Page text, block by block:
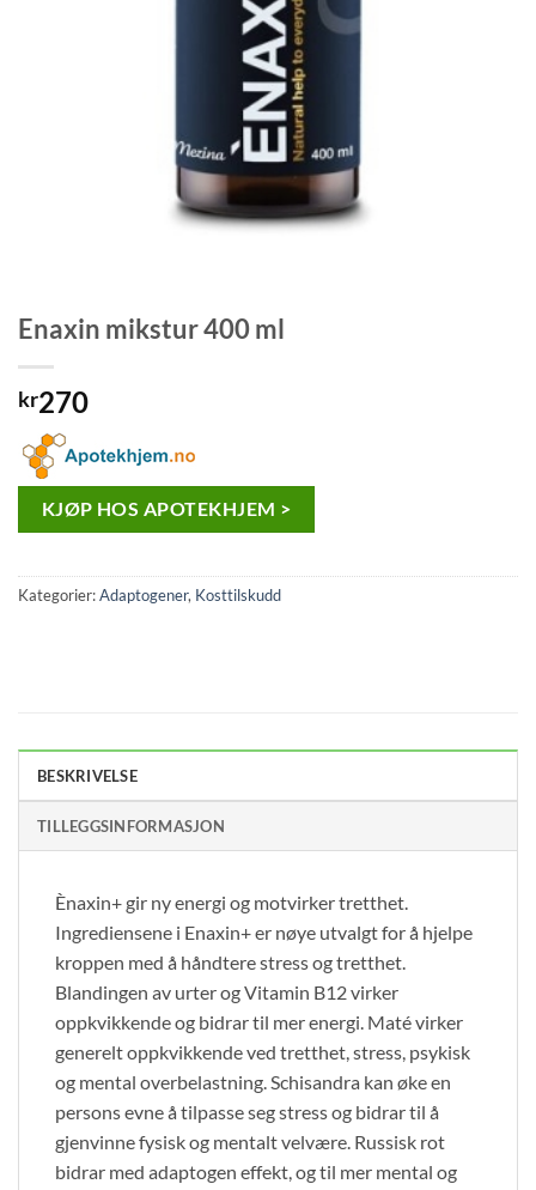
Enaxin mikstur 400 ml
kr270
KJØP HOS APOTEKHJEM >
Kategorier:Adaptogener, Kosttilskudd
BESKRIVELSE
TILLEGGSINFORMASJON
Ènaxin+ gir ny energi og motvirker tretthet.
Ingrediensene i Enaxin+ er nøye utvalgt for å hjelpe
kroppen med å håndtere stress og tretthet.
Blandingen av urter og Vitamin B12 virker
oppkvikkende og bidrar til mer energi. Maté virker
generelt oppkvikkende ved tretthet, stress, psykisk
og mental overbelastning. Schisandra kan øke en
persons evne å tilpasse seg stress og bidrar til å
gjenvinne fysisk og mentalt velvære. Russisk rot
bidrar med adaptogen effekt, og til mer mental og